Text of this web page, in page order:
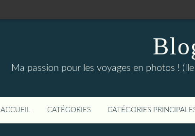
Ma passion pour les voyages en photos !
ACCUEIL CATÉGORIES CATÉGORIES